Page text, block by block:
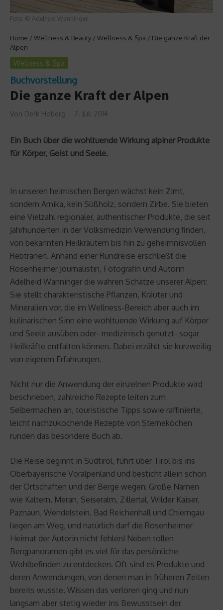
Foto: © Adelheid Wanninger
Home / Wellness & Beauty / Wellness & Spa / Die ganze Kraft der
Alpen
Wellness & Spa
Buchvorstellung
Die ganze Kraft der Alpen
Von Derk Hoberg 7. Juli 2014
Ein Buch über die wohltuende Wirkung alpiner Produkte
für Körper, Geist und Seele.
In unseren heimischen Bergen wächst kein Zimt,
sondern Arnika, kein Süßholz, sondern Zirbe. Sie bieten
eine Vielzahl regionaler, authentischer Produkte, die seit
Jahrhunderten in der Volksmedizin Verwendung finden,
von bekannten Heilkräutern bis hin zu geheimnisvollen
Rebtränen. Anhand einer Rundreise erschließt die
Rosenheimer Journalistin, Fotografin und Autorin
Adelheid Wanninger die wahren Schätze unserer Alpen:
Sie stellt charakteristische Pflanzen, Kräuter und
Mineralien vor, die im Wellness-Bereich aber auch im
kulinarischen Sinn eine wohltuende Wirkung auf Körper
und Seele ausüben oder- medizinisch genutzt- sogar
Heilkräfte entfalten können. Dabei erzählt sie kurzweilig
von eigenen Erfahrungen.
Nicht nur die Anwendung der einzelnen Produkte wird
beschrieben, zahlreiche Rezepte leiten zum
Selbermachen an, touristische Tipps sowie raffinierte,
leicht nachzukochende Rezepte von Sterneköchen
runden das besondere Buch ab.
Die Reise beginnt in Südtirol, führt über Tirol bis ins
Oberbayerische Voralpenland und besticht allein schon
der Ortschaften und der Berge wegen: Große Namen
wie Kaltern, Meran, Seiseralm, Zillertal, Wilder Kaiser,
Paznaun, Wendelstein, Bad Reichenhall und Chiemgau
liegen am Weg, und natürlich darf die Rosenheimer
Heimat der Autorin nicht fehlen! Neben tollen
Bergpanoramen gibt es viel für das persönliche
Wohlbefinden zu entdecken. Oft sind es Produkte und
deren Anwendungen, von denen man in früheren Zeiten
bereits wusste. Wissen das verloren ging und nun
langsam aber stetig wieder ins Bewusstsein der